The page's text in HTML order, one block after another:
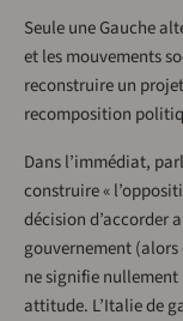
Seule une Gauche
et les mouvements
reconstruire un
recomposition
Dans l’immédiat,
construire «
décision d’accorder
gouvernement (alors
ne signifie
attitude. L’Italie de